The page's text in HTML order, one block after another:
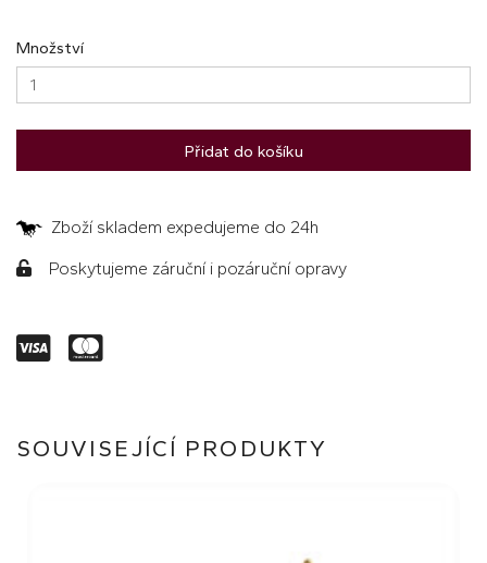
Množství
Přidat do košíku
Zboží skladem expedujeme do 24h
Poskytujeme záruční i pozáruční opravy
SOUVISEJÍCÍ PRODUKTY